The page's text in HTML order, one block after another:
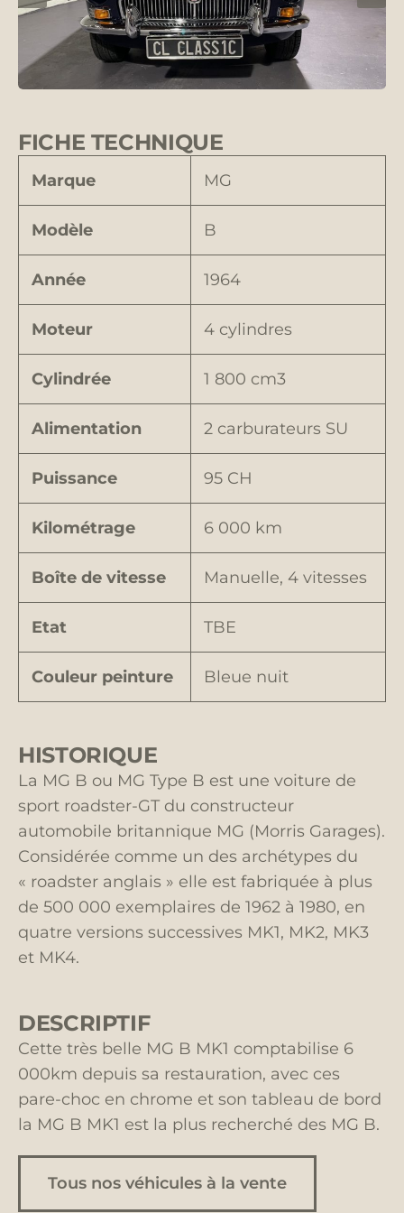
FICHE TECHNIQUE
Marque MG
Modèle B
Année 1964
Moteur 4 cylindres
Cylindrée 1 800 cm3
Alimentation 2 carburateurs SU
Puissance 95 CH
Kilométrage 6 000 km
Boîte de vitesse Manuelle, 4 vitesses
Etat TBE
Couleur peinture Bleue nuit
HISTORIQUE
La MG B ou MG Type B est une voiture de
sport roadster-GT du constructeur
automobile britannique MG (Morris Garages).
Considérée comme un des archétypes du
« roadster anglais » elle est fabriquée à plus
de 500 000 exemplaires de 1962 à 1980, en
quatre versions successives MK1, MK2, MK3
et MK4.
DESCRIPTIF
Cette très belle MG B MK1 comptabilise 6
000km depuis sa restauration, avec ces
pare-choc en chrome et son tableau de bord
la MG B MK1 est la plus recherché des MG B.
Tous nos véhicules à la vente